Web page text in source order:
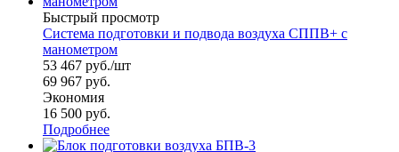
Быстрый просмотр
Система подготовки и подвода воздуха СППВ+ с
манометром
53 467 руб./шт
69 967 руб.
Экономия
16 500 руб.
Подробнее